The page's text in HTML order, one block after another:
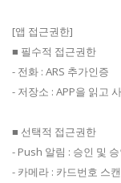
[앱 접근권한]
■ 필수적 접근권한
- 전화 : ARS 추가인증
- 저장소 : APP을 읽고
■ 선택적 접근권한
- Push 알림 : 승인 및
- 카메라 : 카드번호 스